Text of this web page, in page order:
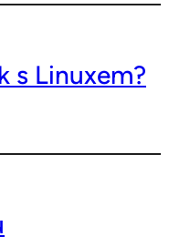
s Linuxem?